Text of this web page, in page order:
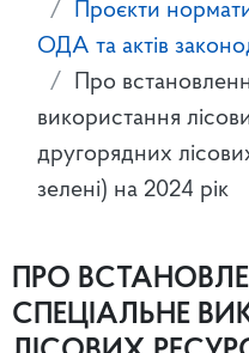
Проєкти
ОДА та актів
Про
використання
другорядних
зелені) на 2024 рік
ПРО
СПЕЦІАЛЬНЕ